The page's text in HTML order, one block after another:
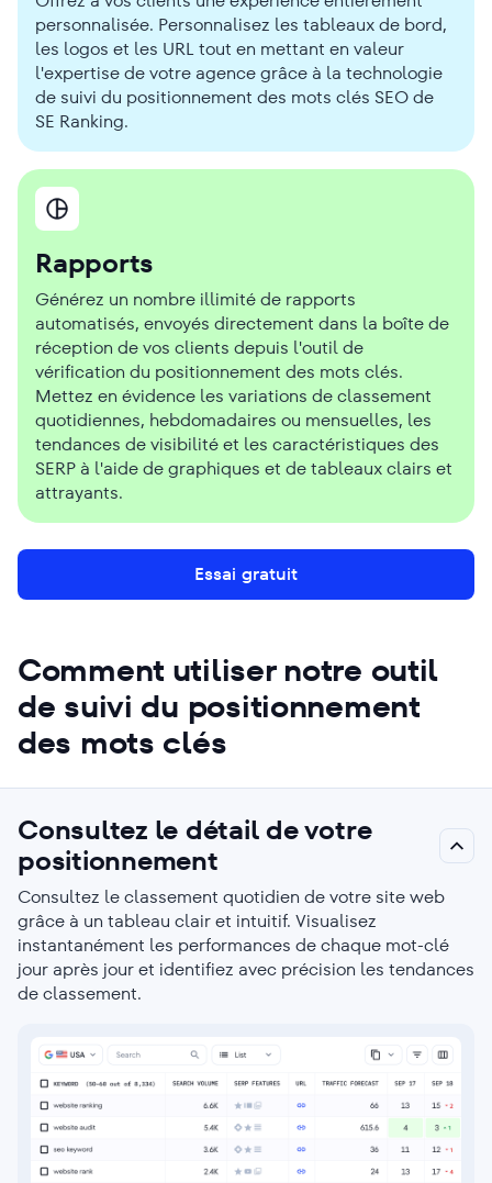
personnalisée. Personnalisez les tableaux de bord,
les logos et les URL tout en mettant en valeur
l'expertise de votre agence grâce à la technologie
de suivi du positionnement des mots clés SEO de
SE Ranking.
Rapports
Générez un nombre illimité de rapports
automatisés, envoyés directement dans la boîte de
réception de vos clients depuis l'outil de
vérification du positionnement des mots clés.
Mettez en évidence les variations de classement
quotidiennes, hebdomadaires ou mensuelles, les
tendances de visibilité et les caractéristiques des
SERP à l'aide de graphiques et de tableaux clairs et
attrayants.
Essai gratuit
Comment utiliser notre outil
de suivi du positionnement
des mots clés
Consultez le détail de votre
positionnement
Consultez le classement quotidien de votre site web
grâce à un tableau clair et intuitif. Visualisez
instantanément les performances de chaque mot-clé
jour après jour et identifiez avec précision les tendances
de classement.